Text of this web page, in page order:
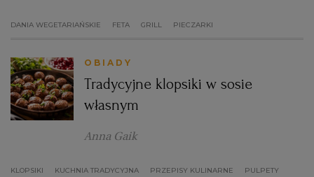
DANIA WEGETARIAŃSKIE FETA GRILL PIECZARKI
OBIADY
Tradycyjne klopsiki w sosie
własnym
Anna Gaik
KLOPSIKI KUCHNIA TRADYCYJNA PRZEPISY KULINARNE PULPETY